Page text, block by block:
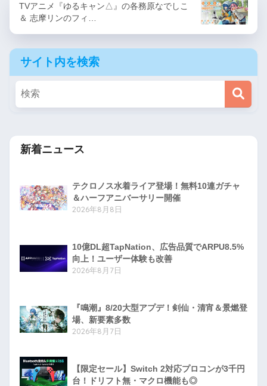
TVアニメ『ゆるキャン△』の各務原なでしこ
＆ 志摩リンのフィ…
サイト内を検索
新着ニュース
テクロノス水着ライア登場！無料10連ガチャ
＆ハーフアニバーサリー開催
2026年8月8日
10億DL超TapNation、広告品質でARPU8.5%
向上！ユーザー体験も改善
2026年8月7日
『鳴潮』8/20大型アプデ！剣仙・清宵＆景燃登
場、新要素多数
2026年8月7日
【限定セール】Switch 2対応プロコンが3千円
台！ドリフト無・マクロ機能も◎